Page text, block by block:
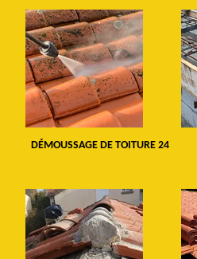
DÉMOUSSAGE DE TOITURE 24